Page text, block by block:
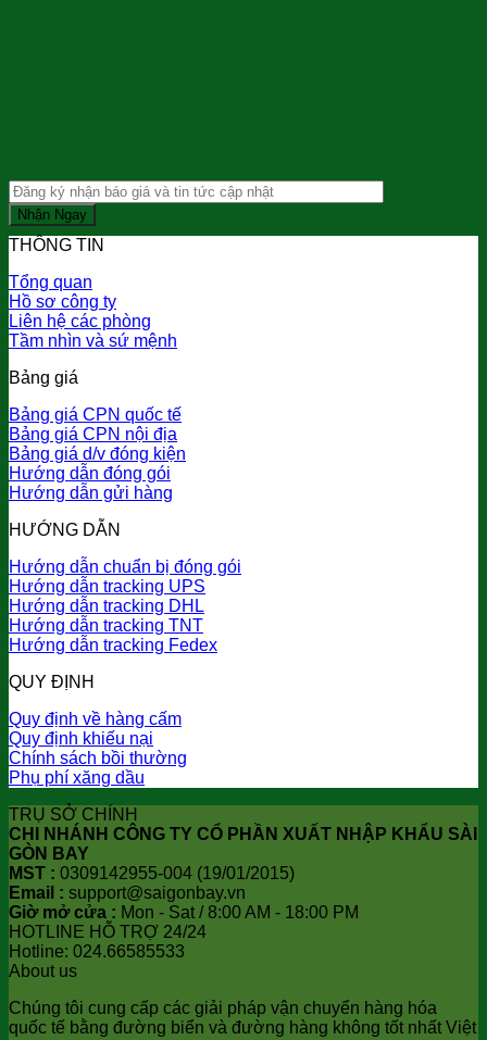
THÔNG TIN
Tổng quan
Hồ sơ công ty
Liên hệ các phòng
Tầm nhìn và sứ mệnh
Bảng giá
Bảng giá CPN quốc tế
Bảng giá CPN nội địa
Bảng giá d/v đóng kiện
Hướng dẫn đóng gói
Hướng dẫn gửi hàng
HƯỚNG DẪN
Hướng dẫn chuẩn bị đóng gói
Hướng dẫn tracking UPS
Hướng dẫn tracking DHL
Hướng dẫn tracking TNT
Hướng dẫn tracking Fedex
QUY ĐỊNH
Quy định về hàng cấm
Quy định khiếu nại
Chính sách bồi thường
Phụ phí xăng dầu
TRỤ SỞ CHÍNH
CHI NHÁNH CÔNG TY CỔ PHẦN XUẤT NHẬP KHẨU SÀI
GÒN BAY
MST : 0309142955-004 (19/01/2015)
Email : support@saigonbay.vn
Giờ mở cửa : Mon - Sat / 8:00 AM - 18:00 PM
HOTLINE HỖ TRỢ 24/24
Hotline: 024.66585533
About us
Chúng tôi cung cấp các giải pháp vận chuyển hàng hóa
quốc tế bằng đường biển và đường hàng không tốt nhất Việt